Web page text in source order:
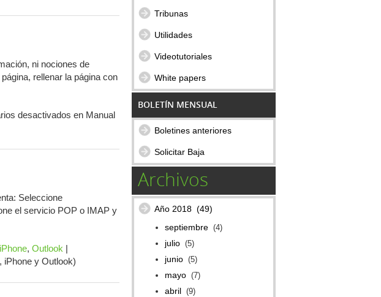
ni nociones de
rellenar la página con
desactivados en Manual
Seleccione
el servicio POP o IMAP y
iPhone, Outlook |
iPhone y Outlook)
Tribunas
Utilidades
Videotutoriales
White papers
BOLETÍN MENSUAL
Boletines anteriores
Solicitar Baja
Archivos
Año 2018 (49)
septiembre (4)
julio (5)
junio (5)
mayo (7)
abril (9)